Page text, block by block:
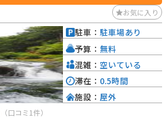
お気に入り
（口コミ1件）
駐車： 駐車場あり
予算： 無料
混雑： 空いている
滞在： 0.5時間
施設： 屋外